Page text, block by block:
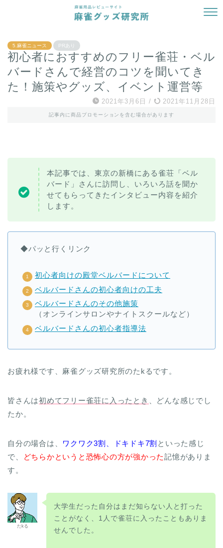
5.麻雀ニュース PRあり
初心者におすすめのフリー雀荘・ベル
バードさんで経営のコツを聞いてき
た！施策やグッズ、イベント運営等
2021年3月6日 / 2021年11月28日
記事内に商品プロモーションを含む場合があります
本記事では、東京の新橋にある雀荘「ベル
バード」さんに訪問し、いろいろ話を聞か
せてもらってきたインタビュー内容を紹介
します。
◆パッと行くリンク
初心者向けの殿堂ベルバードについて
ベルバードさんの初心者向けの工夫
ベルバードさんのその他施策
（オンラインサロンやナイトスクールなど）
ベルバードさんの初心者指導法
お疲れ様です、麻雀グッズ研究所のたkるです。
皆さんは初めてフリー雀荘に入ったとき
、どんな感じでし
たか。
自分の場合は、 ワクワク3割、ドキドキ7割 といった感じ
で、
どちらかというと恐怖心の方が強かった記憶がありま
す。
たkる
大学生だった自分はまだ知らない人と打った
ことがなく、1人で雀荘に入ったこともありま
せんでした。